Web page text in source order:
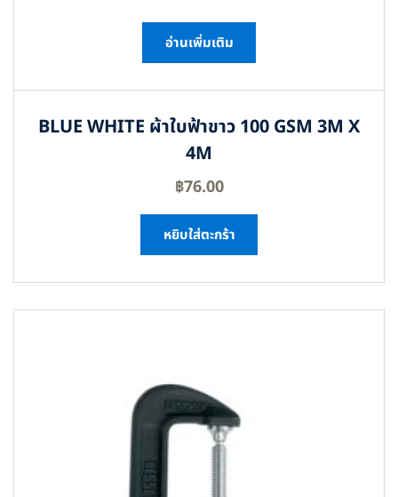
อ่านเพิ่มเติม
BLUE WHITE ผ้าใบฟ้าขาว 100 GSM 3M X
4M
฿76.00
หยิบใส่ตะกร้า